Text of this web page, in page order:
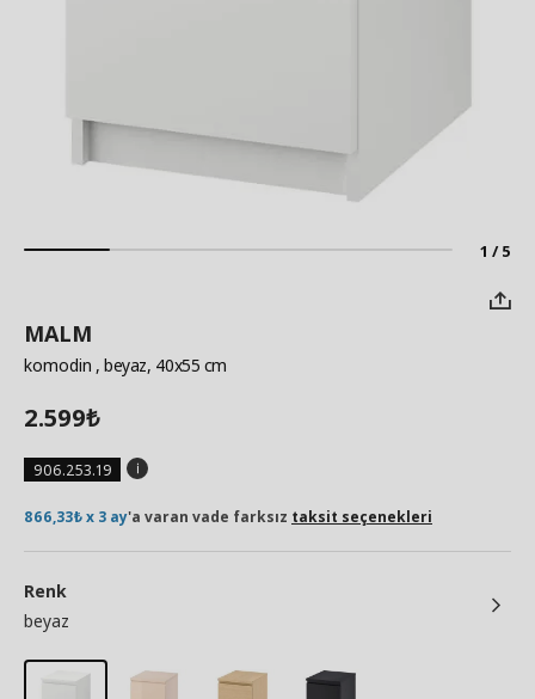
1 / 5
MALM
komodin , beyaz, 40x55 cm
2.599₺
906.253.19
866,33₺ x 3 ay'a varan vade farksız taksit seçenekleri
Renk
beyaz